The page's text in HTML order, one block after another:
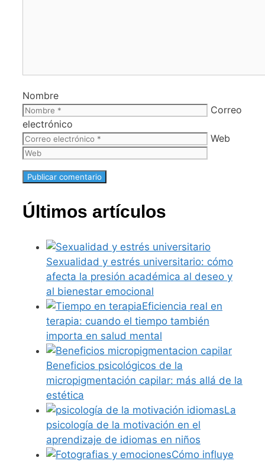
Nombre
Correo
electrónico
Web
Últimos artículos
Sexualidad y estrés universitario: cómo
afecta la presión académica al deseo y
al bienestar emocional
Eficiencia real en
terapia: cuando el tiempo también
importa en salud mental
Beneficios psicológicos de la
micropigmentación capilar: más allá de la
estética
La
psicología de la motivación en el
aprendizaje de idiomas en niños
Cómo influye